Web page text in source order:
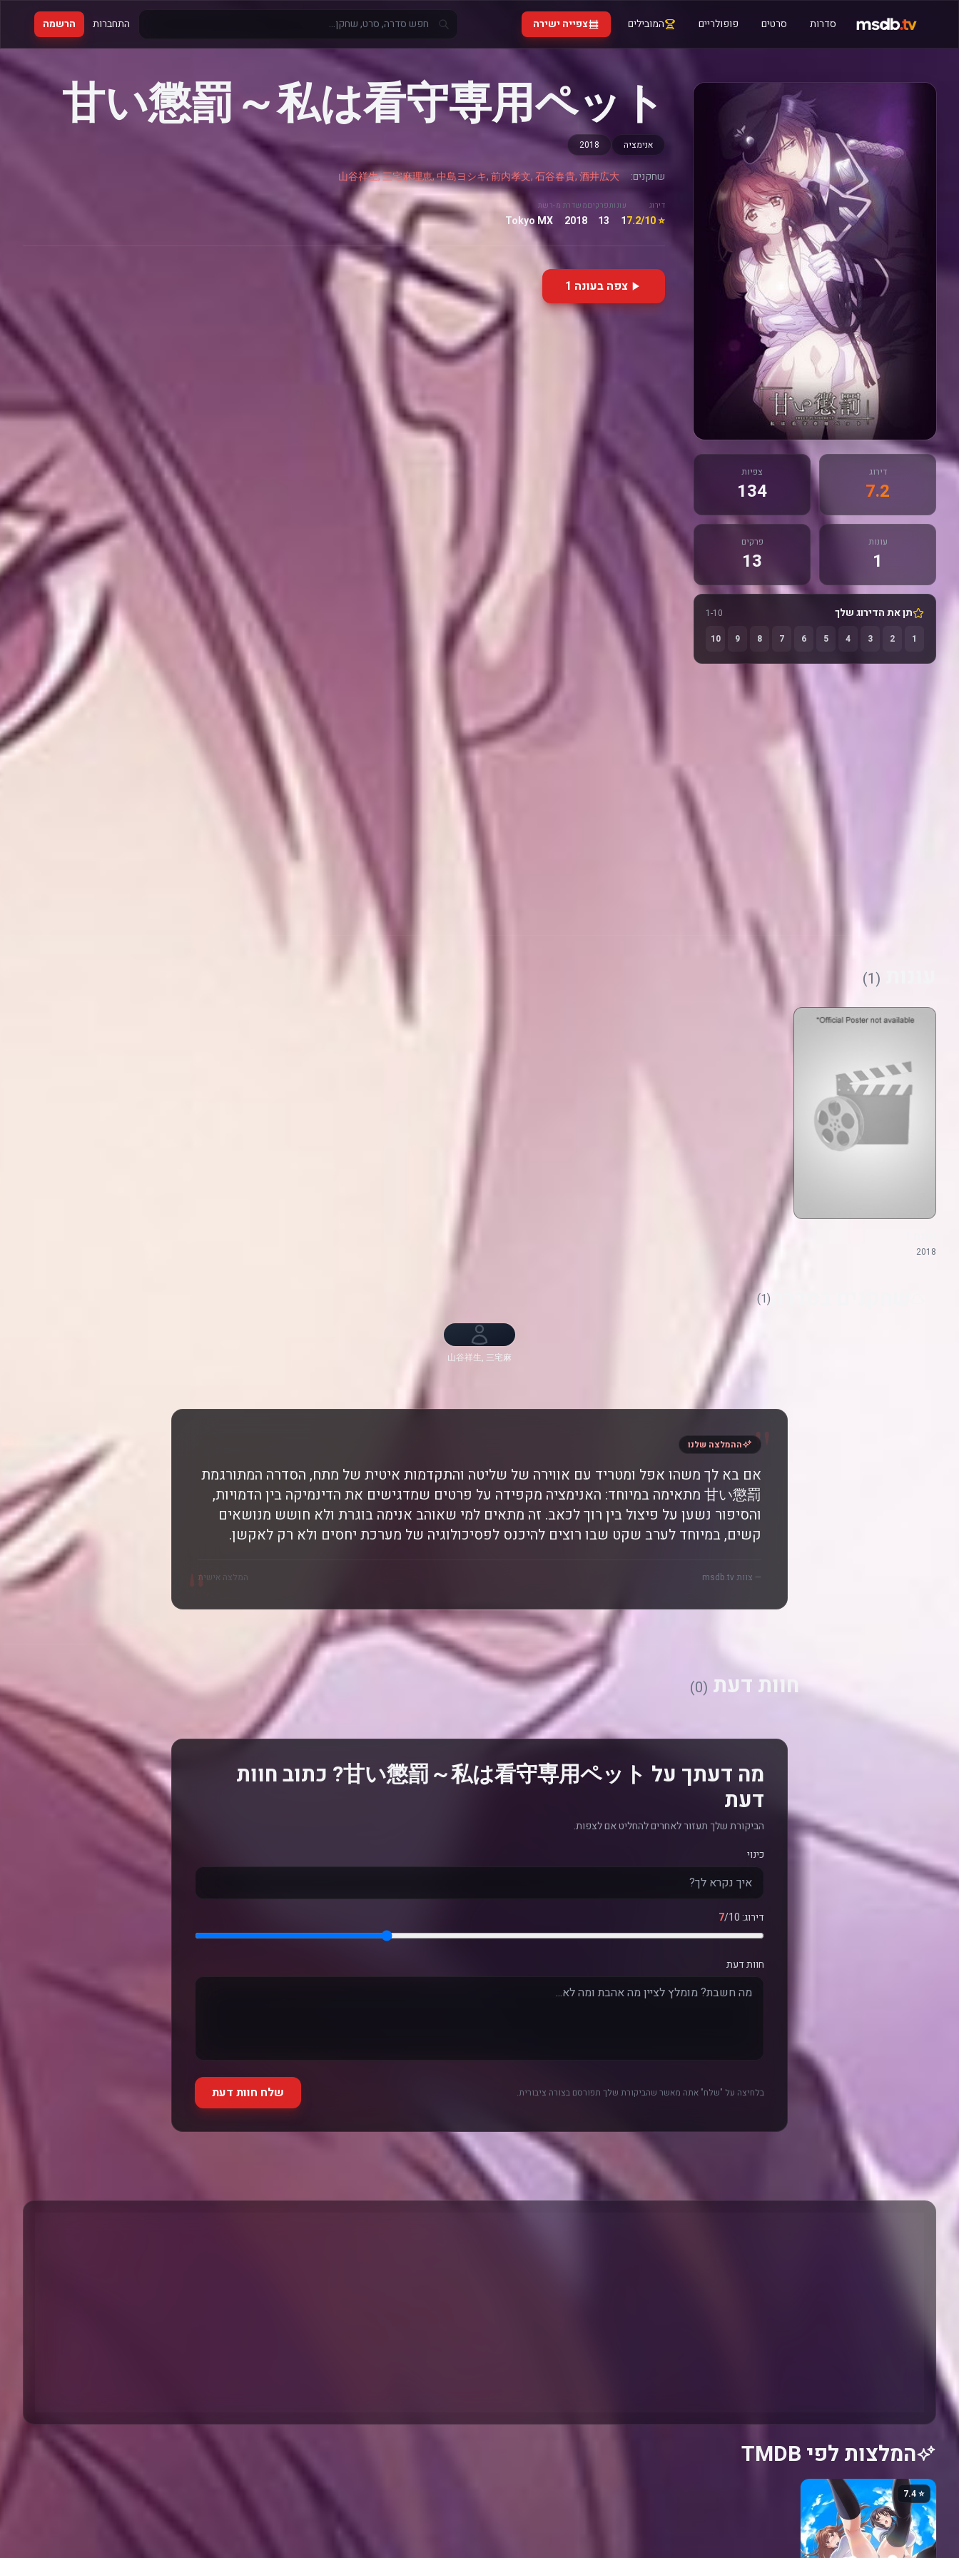
סדרות סרטים פופולריים המובילים צפייה ישירה התחברות הרשמה
דירוג
7.2
צפיות
134
עונות
1
פרקים
13
תן את הדירוג שלך
1-10
1
2
3
4
5
6
7
8
9
10
甘い懲罰～私は看守専用ペット
אנימציה 2018
שחקנים: 山谷祥生, 三宅麻理恵, 中島ヨシキ, 前内孝文, 石谷春貴, 酒井広大
דירוג
⭐ 7.2/10
עונות
1
פרקים
13
משדרת מ-
2018
רשת
Tokyo MX
צפה בעונה 1
(1)
2018
(1)
山谷祥生, 三宅麻
"
"
ההמלצה שלנו
אם בא לך משהו אפל ומטריד עם אווירה של שליטה והתקדמות איטית של מתח, הסדרה המתורגמת
甘い懲罰 מתאימה במיוחד: האנימציה מקפידה על פרטים שמדגישים את הדינמיקה בין הדמויות,
והסיפור נשען על פיצול בין רוך לכאב. זה מתאים למי שאוהב אנימה בוגרת ולא חושש מנושאים
קשים, במיוחד לערב שקט שבו רוצים להיכנס לפסיכולוגיה של מערכת יחסים ולא רק לאקשן.
— צוות msdb.tv המלצה אישית
חוות דעת (0)
מה דעתך על 甘い懲罰～私は看守専用ペット? כתוב חוות
דעת
הביקורת שלך תעזור לאחרים להחליט אם לצפות.
כינוי
דירוג: 7/10
חוות דעת
בלחיצה על "שלח" אתה מאשר שהביקורת שלך תפורסם בצורה ציבורית. שלח חוות דעת
המלצות לפי TMDB
⭐ 7.4